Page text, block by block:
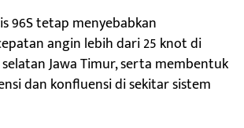
96S tetap menyebabkan
angin lebih dari 25 knot di
Jawa Timur, serta membentuk
dan konfluensi di sekitar sistem